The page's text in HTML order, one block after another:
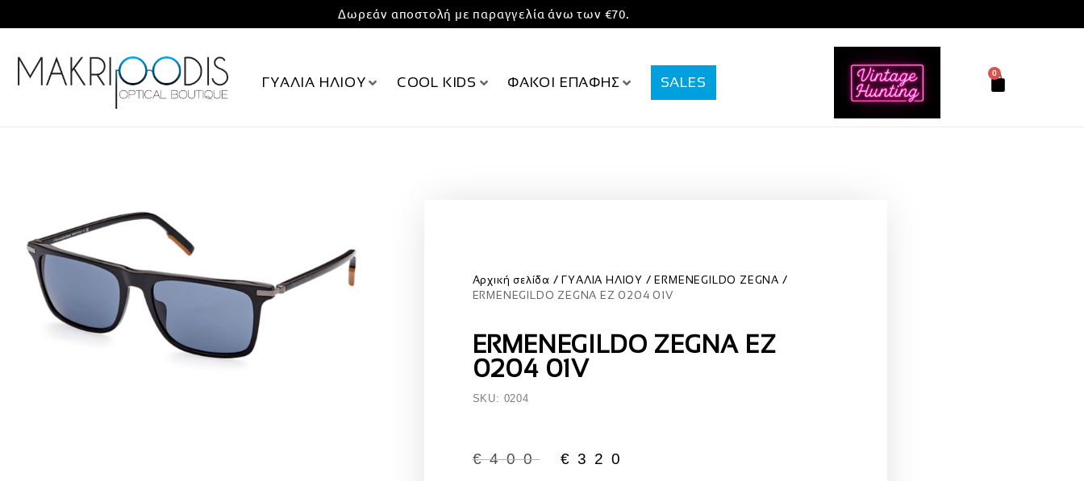
Δωρεάν αποστολή με παραγγελία άνω των €70.
ΓΥΑΛΙΑ ΗΛΙΟΥ COOL KIDS ΦΑΚΟΙ ΕΠΑΦΗΣ SALES
0
Αρχική σελίδα ΓΥΑΛΙΑ ΗΛΙΟΥ
ERMENEGILDO ZEGNA
ERMENEGILDO ZEGNA EZ 0204 01V
ERMENEGILDO ZEGNA EZ
0204 01V
SKU: 0204
€400 € 320